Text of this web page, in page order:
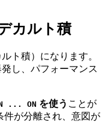
カルト積
ト積）になります。
し、パフォーマンス
... ON を使う ことが
件が分離され、意図が